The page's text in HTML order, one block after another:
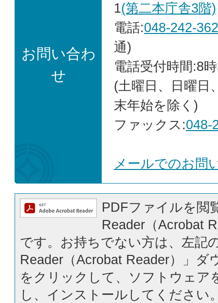
お問い合わ
せ
1(第二本庁舎3階)
電話:048-242-
通)
電話受付時間:8
(土曜日、日曜日
末年始を除く)
ファックス:048-
メールでのお問
PDFファイルを閲
Reader（Acrobat
です。お持ちでない方は、左記
Reader（Acrobat Reader）」ダ
をクリックして、ソフトウェア
し、インストールしてください